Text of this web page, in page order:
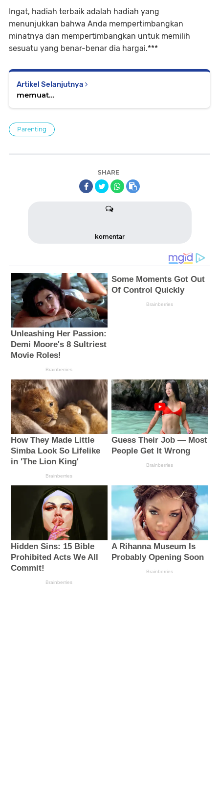
Ingat, hadiah terbaik adalah hadiah yang
menunjukkan bahwa Anda mempertimbangkan
minatnya dan mempertimbangkan untuk memilih
sesuatu yang benar-benar dia hargai.***
Artikel Selanjutnya
memuat...
Parenting
SHARE
komentar